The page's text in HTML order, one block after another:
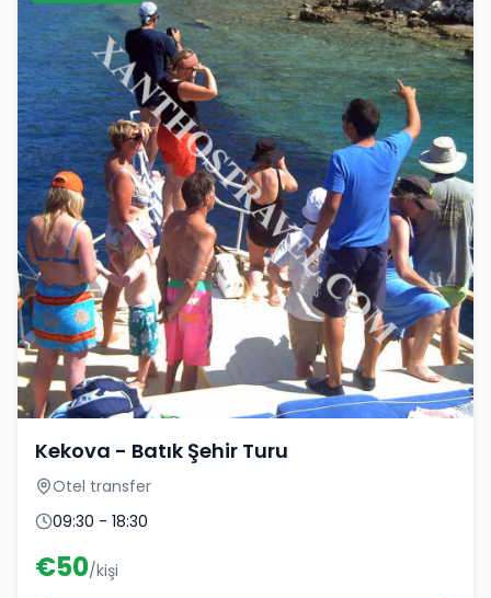
Kekova - Batık Şehir Turu
Otel transfer
09:30 - 18:30
€50/kişi